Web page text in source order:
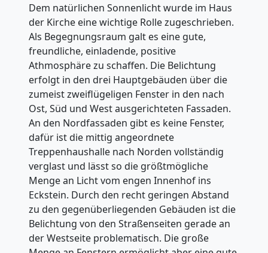
Dem natürlichen Sonnenlicht wurde im Haus
der Kirche eine wichtige Rolle zugeschrieben.
Als Begegnungsraum galt es eine gute,
freundliche, einladende, positive
Athmosphäre zu schaffen. Die Belichtung
erfolgt in den drei Hauptgebäuden über die
zumeist zweiflügeligen Fenster in den nach
Ost, Süd und West ausgerichteten Fassaden.
An den Nordfassaden gibt es keine Fenster,
dafür ist die mittig angeordnete
Treppenhaushalle nach Norden vollständig
verglast und lässt so die größtmögliche
Menge an Licht vom engen Innenhof ins
Eckstein. Durch den recht geringen Abstand
zu den gegenüberliegenden Gebäuden ist die
Belichtung von den Straßenseiten gerade an
der Westseite problematisch. Die große